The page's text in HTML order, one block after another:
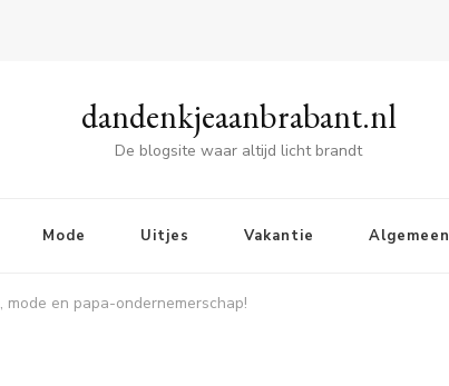
dandenkjeaanbrabant.nl
De blogsite waar altijd licht brandt
Mode Uitjes Vakantie Algemeen
en papa-ondernemerschap!